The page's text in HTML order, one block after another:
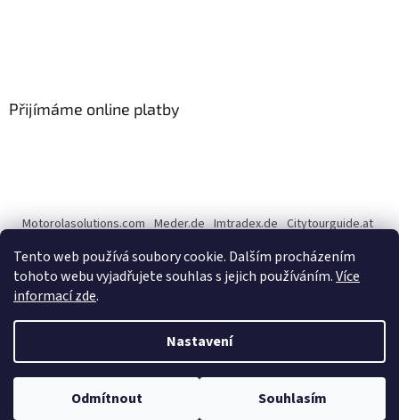
Tento web používá soubory cookie. Dalším procházením
tohoto webu vyjadřujete souhlas s jejich používáním.Více
informací zde.
Nastavení
Odmítnout Souhlasím
Přijímáme online platby
Motorolasolutions.com Meder.de Imtradex.de Citytourguide.at
Copyright 2026CENTERNET.cz. Všechna práva vyhrazena.Upravit